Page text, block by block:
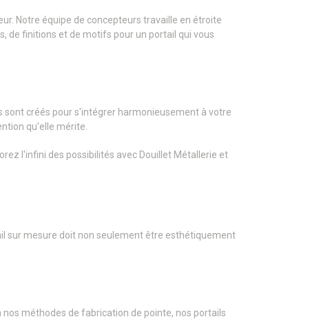
Notre équipe de concepteurs travaille en étroite
de finitions et de motifs pour un portail qui vous
sont créés pour s'intégrer harmonieusement à votre
qu'elle mérite.
l'infini des possibilités avec Douillet Métallerie et
sur mesure doit non seulement être esthétiquement
méthodes de fabrication de pointe, nos portails